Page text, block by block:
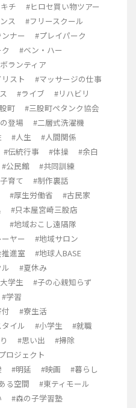
チ
#ヒロセ買い物ツアー
ス
#フリースクール
ナー
#プレイパーク
#ベン・ハー
ランティア
スト
#マッサージの仕事
#ライブ
#リハビリ
町
#三股町ペタンク協会
登場
#二層式洗濯機
#人生
#人間関係
#伝統行事 #体操
#余白
#公民館
#共同訓練
育て
#制作裏話
#厚生労働省
#古民家
#只本屋宮崎三股店
#地域おこし遠隔隊
ヤー
#地域サロン
進室
#地球人BASE
#夏休み
学生
#子の心親知らず
#学習
#寮生活
イル #小学生
#就職
#思い出
#掃除
ロジェクト
#明延 #映画
#暮らし
る空間
#東ティモール
#森の子学習塾